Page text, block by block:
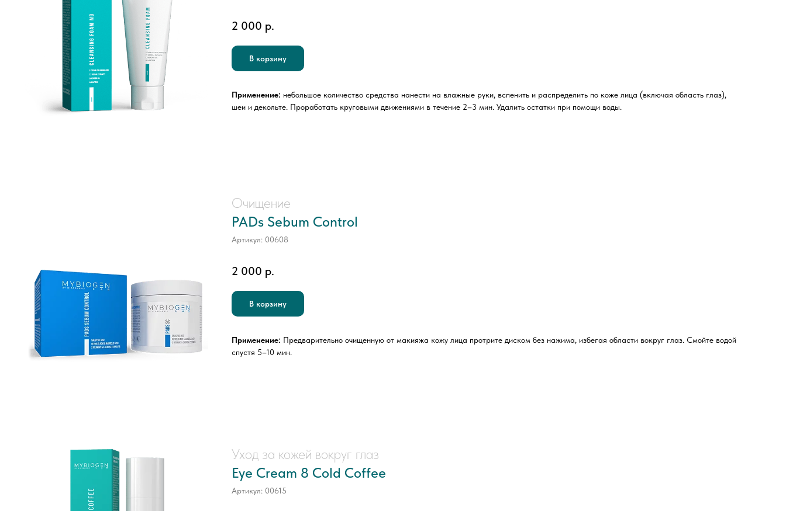
2 000 р.
В корзину
Применение: небольшое количество средства нанести на влажные руки, вспенить и распределить по коже лица (включая область глаз),
шеи и декольте. Проработать круговыми движениями в течение 2–3 мин. Удалить остатки при помощи воды.
Очищение
PADs Sebum Control
Артикул: 00608
2 000 р.
В корзину
Применение: Предварительно очищенную от макияжа кожу лица протрите диском без нажима, избегая области вокруг глаз. Смойте водой
спустя 5–10 мин.
Уход за кожей вокруг глаз
Eye Cream 8 Cold Coffee
Артикул: 00615